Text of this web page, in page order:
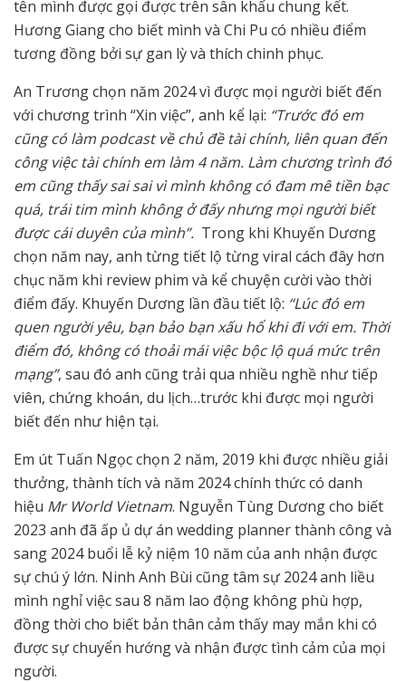
tên mình được gọi được trên sân khấu chung kết.
Hương Giang cho biết mình và Chi Pu có nhiều điểm
tương đồng bởi sự gan lỳ và thích chinh phục.
An Trương chọn năm 2024 vì được mọi người biết đến
với chương trình “Xin việc”, anh kể lại: “Trước đó em
cũng có làm podcast về chủ đề tài chính, liên quan đến
công việc tài chính em làm 4 năm. Làm chương trình đó
em cũng thấy sai sai vì mình không có đam mê tiền bạc
quá, trái tim mình không ở đấy nhưng mọi người biết
được cái duyên của mình”. Trong khi Khuyến Dương
chọn năm nay, anh từng tiết lộ từng viral cách đây hơn
chục năm khi review phim và kể chuyện cười vào thời
điểm đấy. Khuyến Dương lần đầu tiết lộ: “Lúc đó em
quen người yêu, bạn bảo bạn xấu hổ khi đi với em. Thời
điểm đó, không có thoải mái việc bộc lộ quá mức trên
mạng”, sau đó anh cũng trải qua nhiều nghề như tiếp
viên, chứng khoán, du lịch…trước khi được mọi người
biết đến như hiện tại.
Em út Tuấn Ngọc chọn 2 năm, 2019 khi được nhiều giải
thưởng, thành tích và năm 2024 chính thức có danh
hiệu Mr World Vietnam. Nguyễn Tùng Dương cho biết
2023 anh đã ấp ủ dự án wedding planner thành công và
sang 2024 buổi lễ kỷ niệm 10 năm của anh nhận được
sự chú ý lớn. Ninh Anh Bùi cũng tâm sự 2024 anh liều
mình nghỉ việc sau 8 năm lao động không phù hợp,
đồng thời cho biết bản thân cảm thấy may mắn khi có
được sự chuyển hướng và nhận được tình cảm của mọi
người.